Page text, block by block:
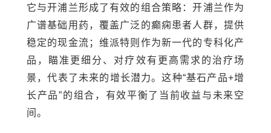
它与开浦兰形成了有效的组合策略：开浦兰作为
广谱基础用药，覆盖广泛的癫痫患者人群，提供
稳定的现金流；维派特则作为新一代的专科化产
品，瞄准更细分、对疗效有更高需求的治疗场
景，代表了未来的增长潜力。这种“基石产品+增
长产品”的组合，有效平衡了当前收益与未来空
间。